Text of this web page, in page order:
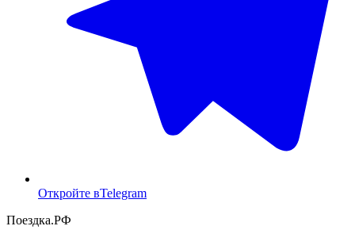
Откройте вTelegram
Поездка.РФ